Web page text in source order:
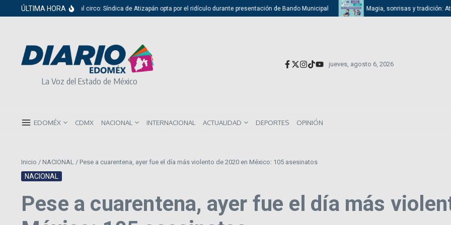
Saltar al contenido
ÚLTIMA HORA
Del cabildo al circo: Síndica de Atizapán opta por el ridículo durante presentación de Bando Municipal Magia, sonrisas y tradición:
La Voz del Estado de México
jueves, agosto 6, 2026
EDOMÉX CDMX NACIONAL INTERNACIONAL ACTUALIDAD DEPORTES OPINIÓN
Inicio / NACIONAL / Pese a cuarentena, ayer fue el día más violento de 2020 en México: 105 asesinatos
NACIONAL
Pese a cuarentena, ayer fue el día más